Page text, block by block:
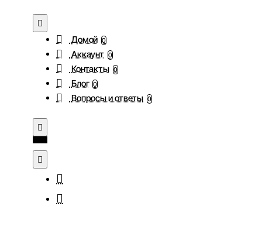
Домой 0
Аккаунт 0
Контакты 0
Блог 0
Вопросы и ответы 0